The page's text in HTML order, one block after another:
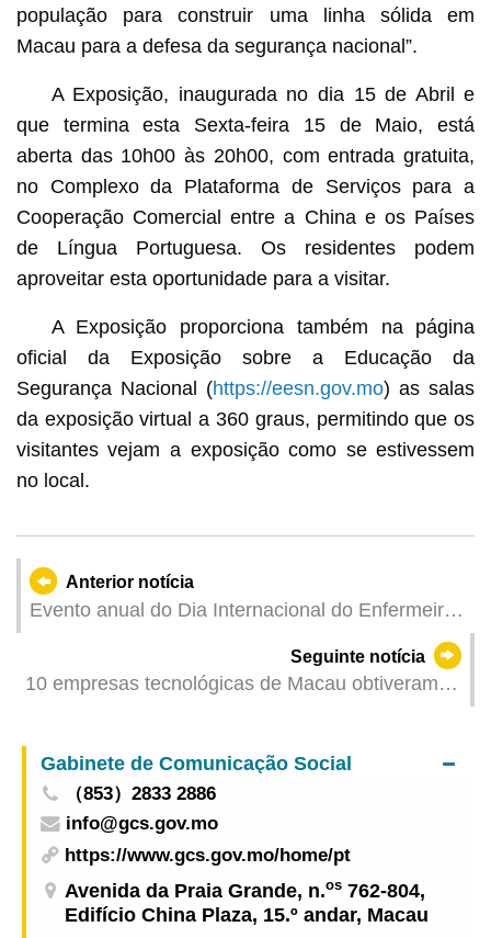
população para construir uma linha sólida em
Macau para a defesa da segurança nacional”.
A Exposição, inaugurada no dia 15 de Abril e
que termina esta Sexta-feira 15 de Maio, está
aberta das 10h00 às 20h00, com entrada gratuita,
no Complexo da Plataforma de Serviços para a
Cooperação Comercial entre a China e os Países
de Língua Portuguesa. Os residentes podem
aproveitar esta oportunidade para a visitar.
A Exposição proporciona também na página
oficial da Exposição sobre a Educação da
Segurança Nacional (https://eesn.gov.mo) as salas
da exposição virtual a 360 graus, permitindo que os
visitantes vejam a exposição como se estivessem
no local.
Anterior notícia
Evento anual do Dia Internacional do Enfermeiro
2026 organizado com sucesso pelos Serviços de
Seguinte notícia
10 empresas tecnológicas de Macau obtiveram a
Empresas Tecnológicas, estando já aberta a nova
ronda de candidaturas
Gabinete de Comunicação Social
（853）2833 2886
info@gcs.gov.mo
https://www.gcs.gov.mo/home/pt
Avenida da Praia Grande, n.os 762-804,
Edifício China Plaza, 15.º andar, Macau